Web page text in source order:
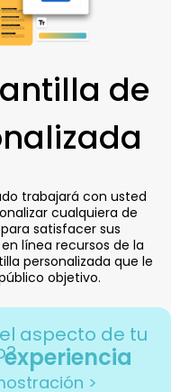
de
trabajará con usted
cualquiera de
satisfacer sus
línea recursos de la
personalizada que le
objetivo.
aspecto de tu
>